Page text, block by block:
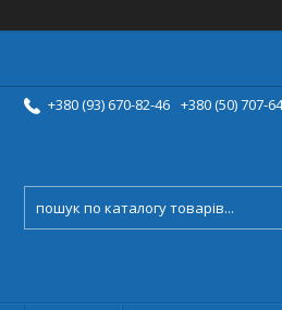
+380 (93) 670-82-46 +380 (50) 707-